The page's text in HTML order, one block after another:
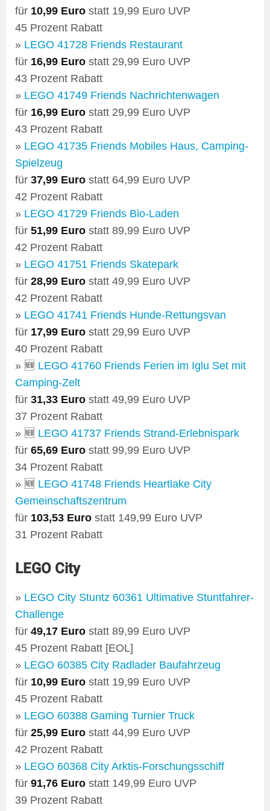
für 10,99 Euro statt 19,99 Euro UVP
45 Prozent Rabatt
» LEGO 41728 Friends Restaurant
für 16,99 Euro statt 29,99 Euro UVP
43 Prozent Rabatt
» LEGO 41749 Friends Nachrichtenwagen
für 16,99 Euro statt 29,99 Euro UVP
43 Prozent Rabatt
» LEGO 41735 Friends Mobiles Haus, Camping-
Spielzeug
für 37,99 Euro statt 64,99 Euro UVP
42 Prozent Rabatt
» LEGO 41729 Friends Bio-Laden
für 51,99 Euro statt 89,99 Euro UVP
42 Prozent Rabatt
» LEGO 41751 Friends Skatepark
für 28,99 Euro statt 49,99 Euro UVP
42 Prozent Rabatt
» LEGO 41741 Friends Hunde-Rettungsvan
für 17,99 Euro statt 29,99 Euro UVP
40 Prozent Rabatt
» 🆕 LEGO 41760 Friends Ferien im Iglu Set mit
Camping-Zelt
für 31,33 Euro statt 49,99 Euro UVP
37 Prozent Rabatt
» 🆕 LEGO 41737 Friends Strand-Erlebnispark
für 65,69 Euro statt 99,99 Euro UVP
34 Prozent Rabatt
» 🆕 LEGO 41748 Friends Heartlake City
Gemeinschaftszentrum
für 103,53 Euro statt 149,99 Euro UVP
31 Prozent Rabatt
LEGO City
» LEGO City Stuntz 60361 Ultimative Stuntfahrer-
Challenge
für 49,17 Euro statt 89,99 Euro UVP
45 Prozent Rabatt [EOL]
» LEGO 60385 City Radlader Baufahrzeug
für 10,99 Euro statt 19,99 Euro UVP
45 Prozent Rabatt
» LEGO 60388 Gaming Turnier Truck
für 25,99 Euro statt 44,99 Euro UVP
42 Prozent Rabatt
» LEGO 60368 City Arktis-Forschungsschiff
für 91,76 Euro statt 149,99 Euro UVP
39 Prozent Rabatt